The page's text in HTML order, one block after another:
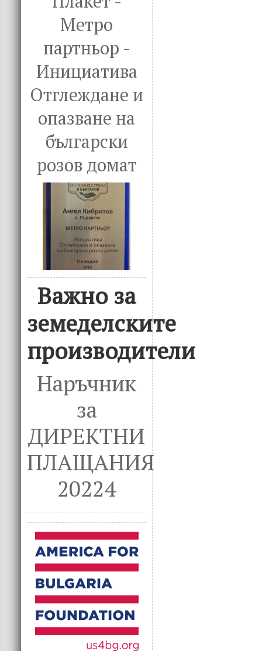
Метро
партньор -
Инициатива
Отглеждане и
опазване на
български
розов домат
Важно за
земеделските
производители
Наръчник
за
ДИРЕКТНИ
ПЛАЩАНИЯ
20224